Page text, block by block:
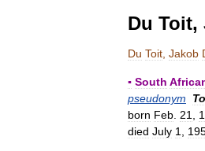
Du Toit,
Du Toit Jakob
▪ South
pseudonym
born Feb 21
died July 1